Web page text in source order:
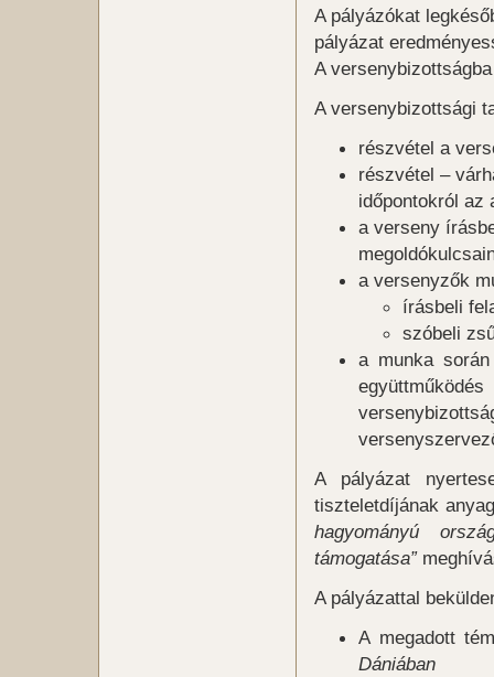
A pályázókat
pályázat
A
A versenybizottsági
részvétel a
részvétel –
időpontokról az
a verseny
a versenyzők
írásbeli
szóbeli
a munka
A pályázat
tiszteletdíjának
hagyományú
támogatása”
A pályázattal
A megadott
Dániában